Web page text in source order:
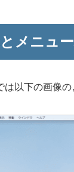
メニュ
は以下の画像